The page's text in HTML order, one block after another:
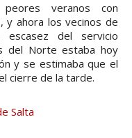
veranos con
y ahora los vecinos de
del servicio
del Norte estaba hoy
y se estimaba que el
cierre de la tarde.